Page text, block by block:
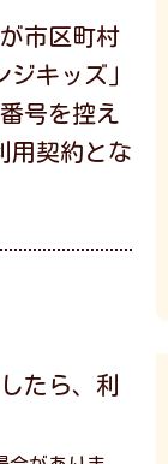
市区町村
キッズ」
号を控え
用契約とな
たら、利